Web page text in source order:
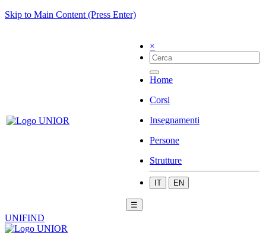
Skip to Main Content (Press Enter)
×
Home
Corsi
Insegnamenti
Persone
Strutture
IT EN
☰
UNIFIND